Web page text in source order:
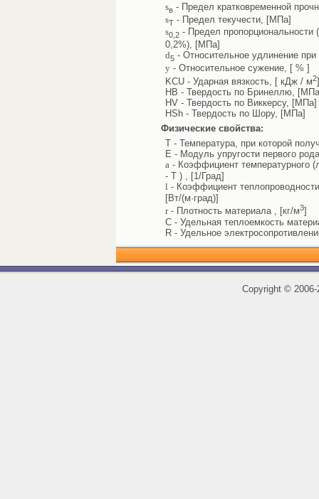
sв - Предел кратковременной
sТ- Предел текучести, [МПа]
s0,2- Предел пропорциональности
0,2%), [МПа]
d5- Относительное удлинение
y- Относительное сужение, [ % ]
KCU - Ударная вязкость, [ кДж / м2]
HB - Твердость по Бринеллю,
HV - Твердость по Виккерсу, [МПа]
HSh - Твердость по Шору, [МПа]
Физические свойства:
T - Температура, при которой
E - Модуль упругости первого
a- Коэффициент температурного
- T ) , [1/Град]
l - Коэффициент
[Вт/(м·град)]
r- Плотность материала , [кг/м3]
C - Удельная теплоемкость
R - Удельное
Copyright ©